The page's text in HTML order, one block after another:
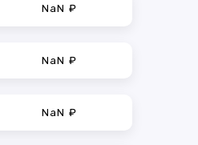
NaN ₽
NaN ₽
NaN ₽